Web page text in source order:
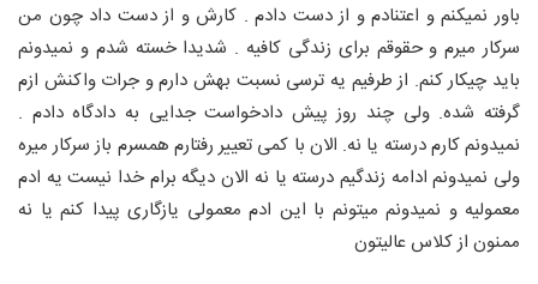
باور نمیکنم و اعتنادم و از دست دادم . کارش و از دست داد چون من
سرکار میرم و حقوقم برای زندگی کافیه . شدیدا خسته شدم و نمیدونم
باید چیکار کنم. از طرفیم یه ترسی نسبت بهش دارم و جرات واکنش ازم
گرفته شده. ولی چند روز پیش دادخواست جدایی به دادگاه دادم .
نمیدونم کارم درسته یا نه. الان با کمی تعییر رفتارم همسرم باز سرکار میره
ولی نمیدونم ادامه زندگیم درسته یا نه الان دیگه برام خدا نیست یه ادم
معمولیه و نمیدونم میتونم با این ادم معمولی یازگاری پیدا کنم یا نه
ممنون از کلاس عالیتون